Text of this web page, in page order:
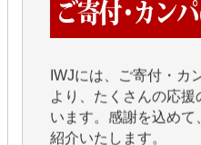
■■■■■■
IWJには、ご寄付・カ
います。感謝を込めて
紹介いたします。
■■■■■■